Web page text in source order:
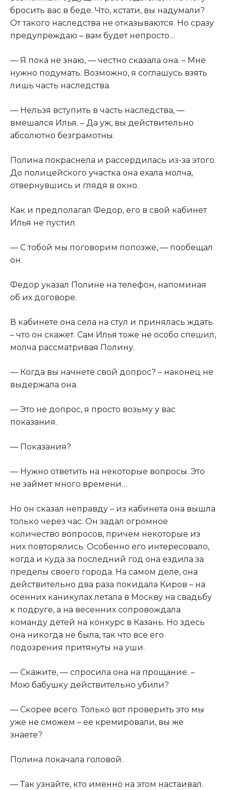
бросить вас в беде. Что, кстати, вы надумали?
От такого наследства не отказываются. Но сразу
предупреждаю – вам будет непросто…​
​— Я пока не знаю, — честно сказала она. – Мне
нужно подумать. Возможно, я соглашусь взять
лишь часть наследства.​
​— Нельзя вступить в часть наследства, —
вмешался Илья. – Да уж, вы действительно
абсолютно безграмотны.​
​Полина покраснела и рассердилась из-за этого.
До полицейского участка она ехала молча,
отвернувшись и глядя в окно.​
​Как и предполагал Федор, его в свой кабинет
Илья не пустил.​
​— С тобой мы поговорим попозже, — пообещал
он.​
​Федор указал Полине на телефон, напоминая
об их договоре.​
​В кабинете она села на стул и принялась ждать
– что он скажет. Сам Илья тоже не особо спешил,
молча рассматривая Полину.​
​— Когда вы начнете свой допрос? – наконец не
выдержала она.​
​— Это не допрос, я просто возьму у вас
показания.​
​— Показания?​
​— Нужно ответить на некоторые вопросы. Это
не займет много времени…​
​Но он сказал неправду – из кабинета она вышла
только через час. Он задал огромное
количество вопросов, причем некоторые из
них повторялись. Особенно его интересовало,
когда и куда за последний год она ездила за
пределы своего города. На самом деле, она
действительно два раза покидала Киров – на
осенних каникулах летала в Москву на свадьбу
к подруге, а на весенних сопровождала
команду детей на конкурс в Казань. Но здесь
она никогда не была, так что все его
подозрения притянуты на уши.​
​— Скажите, — спросила она на прощание. –
Мою бабушку действительно убили?​
​— Скорее всего. Только вот проверить это мы
уже не сможем – ее кремировали, вы же
знаете?​
​Полина покачала головой.​
​— Так узнайте, кто именно на этом настаивал.